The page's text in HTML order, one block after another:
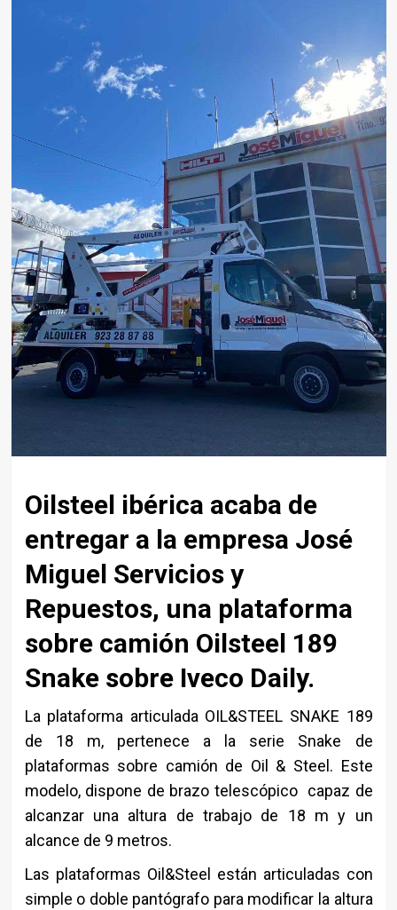
Oilsteel ibérica acaba de
entregar a la empresa José
Miguel Servicios y
Repuestos, una plataforma
sobre camión Oilsteel 189
Snake sobre Iveco Daily.
La plataforma articulada OIL&STEEL SNAKE 189
de 18 m, pertenece a la serie Snake de
plataformas sobre camión de Oil & Steel. Este
modelo, dispone de brazo telescópico capaz de
alcanzar una altura de trabajo de 18 m y un
alcance de 9 metros.
Las plataformas Oil&Steel están articuladas con
simple o doble pantógrafo para modificar la altura